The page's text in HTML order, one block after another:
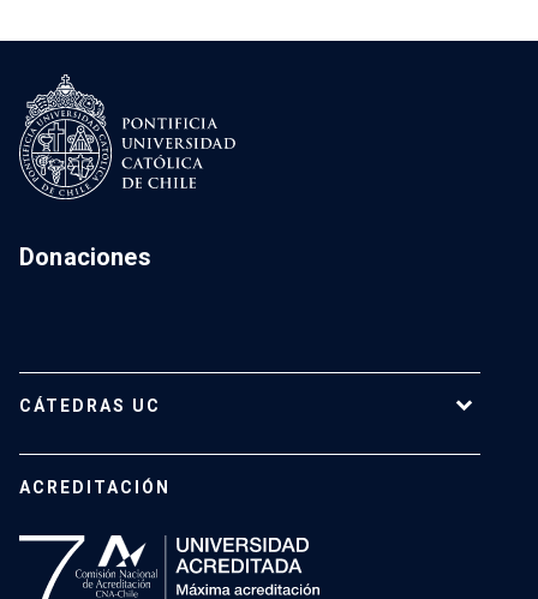
Donaciones
CÁTEDRAS UC
ACREDITACIÓN